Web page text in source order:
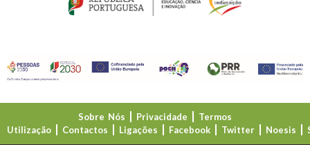
Sobre Nós Privacidade
Termos
Utilização
Contactos Ligações Facebook Twitter Noesis